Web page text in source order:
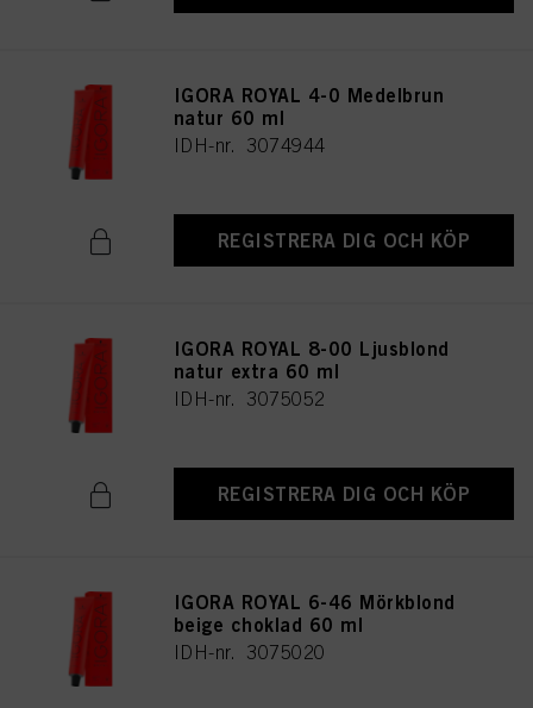
IGORA ROYAL 4-0 Medelbrun
natur 60 ml
IDH-nr. 3074944
REGISTRERA DIG OCH KÖP
IGORA ROYAL 8-00 Ljusblond
natur extra 60 ml
IDH-nr. 3075052
REGISTRERA DIG OCH KÖP
IGORA ROYAL 6-46 Mörkblond
beige choklad 60 ml
IDH-nr. 3075020